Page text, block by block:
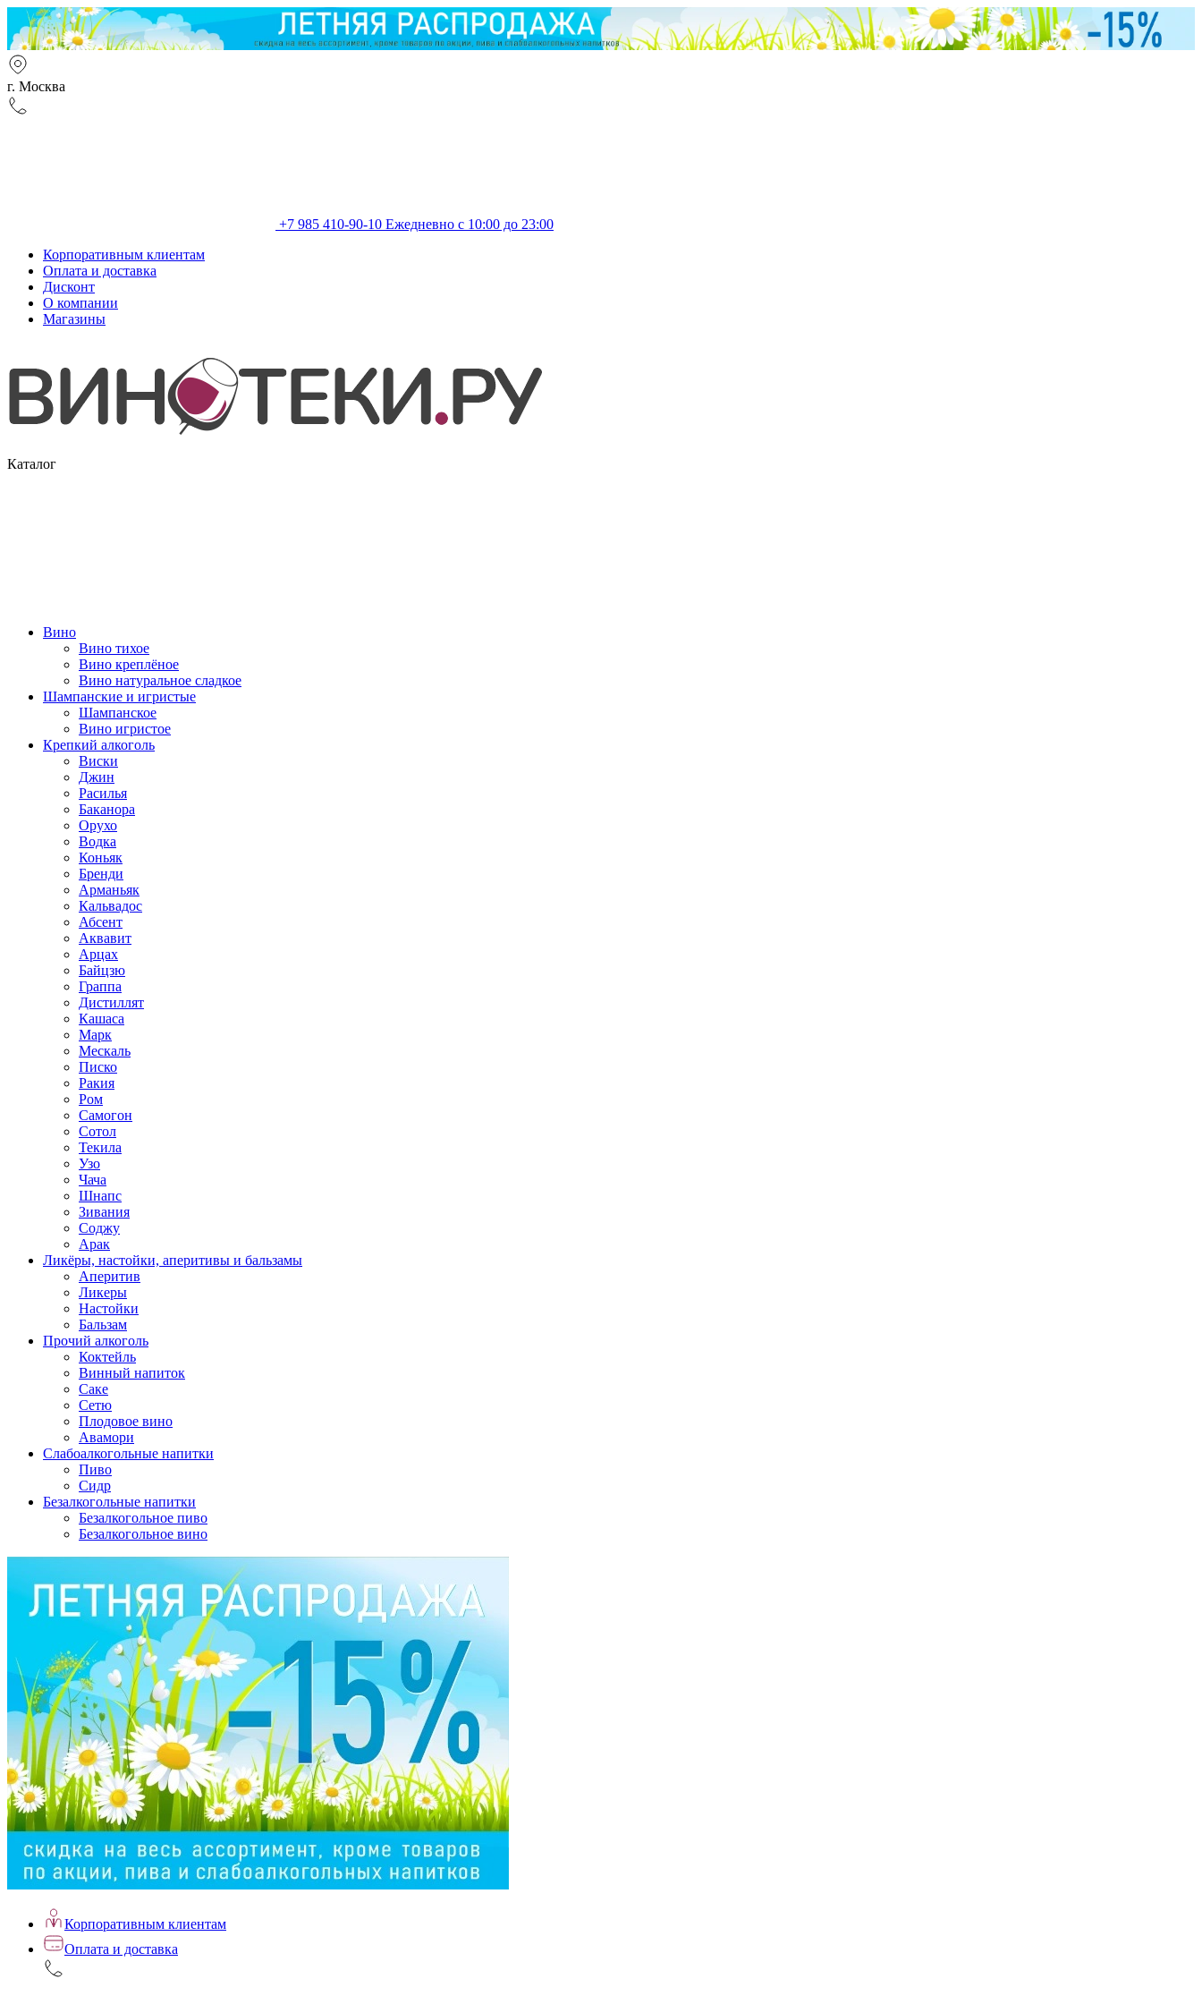
г. Москва
+7 985 410-90-10 Ежедневно с 10:00 до 23:00
Корпоративным клиентам
Оплата и доставка
Дисконт
О компании
Магазины
Каталог
Вино
Вино тихое
Вино креплёное
Вино натуральное сладкое
Шампанские и игристые
Шампанское
Вино игристое
Крепкий алкоголь
Виски
Джин
Расилья
Баканора
Орухо
Водка
Коньяк
Бренди
Арманьяк
Кальвадос
Абсент
Аквавит
Арцах
Байцзю
Граппа
Дистиллят
Кашаса
Марк
Мескаль
Писко
Ракия
Ром
Самогон
Сотол
Текила
Узо
Чача
Шнапс
Зивания
Соджу
Арак
Ликёры, настойки, аперитивы и бальзамы
Аперитив
Ликеры
Настойки
Бальзам
Прочий алкоголь
Коктейль
Винный напиток
Саке
Сетю
Плодовое вино
Авамори
Слабоалкогольные напитки
Пиво
Сидр
Безалкогольные напитки
Безалкогольное пиво
Безалкогольное вино
Корпоративным клиентам
Оплата и доставка